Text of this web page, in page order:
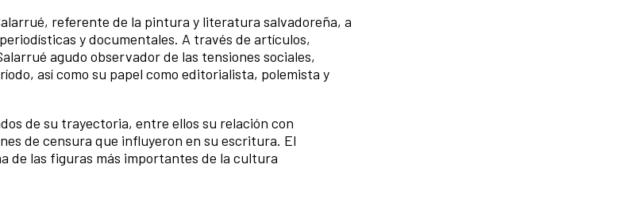
referente de la pintura y literatura salvadoreña, a
y documentales. A través de artículos,
agudo observador de las tensiones sociales,
así como su papel como editorialista, polemista y
de su trayectoria, entre ellos su relación con
de censura que influyeron en su escritura. El
de las figuras más importantes de la cultura